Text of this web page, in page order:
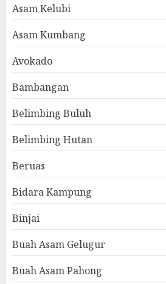
Asam Kelubi
Asam Kumbang
Avokado
Bambangan
Belimbing Buluh
Belimbing Hutan
Beruas
Bidara Kampung
Binjai
Buah Asam Gelugur
Buah Asam Pahong